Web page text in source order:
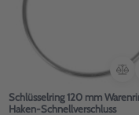
Schlüsselring 120 mm
Haken-Schnellverschluss